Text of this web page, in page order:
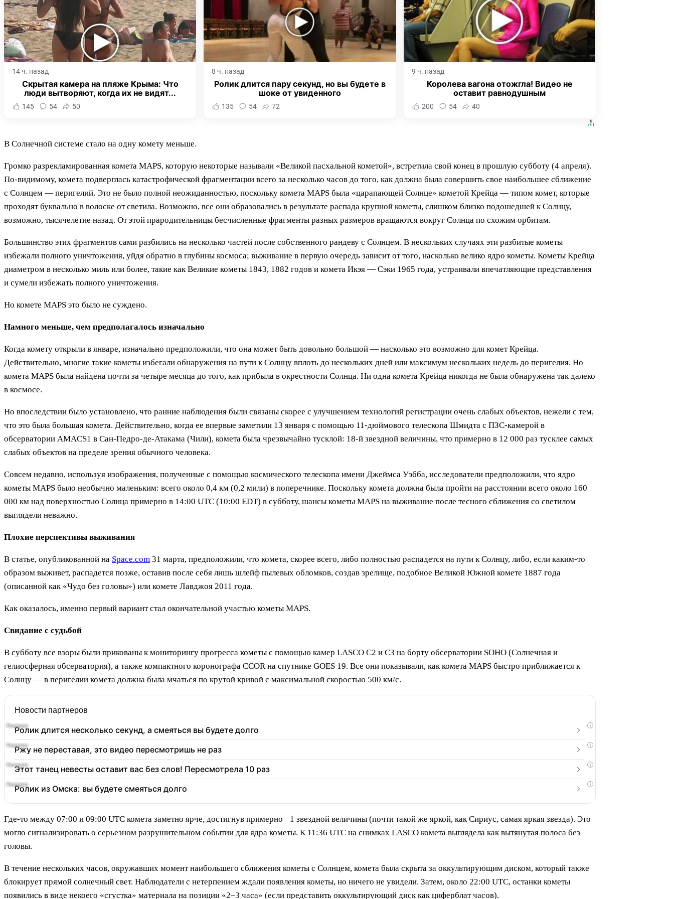
14 ч. назад
Скрытая камера на пляже Крыма: Что
люди вытворяют, когда их не видят...
145 54 50
8 ч. назад
Ролик длится пару секунд, но вы будете в
шоке от увиденного
135 54 72
9 ч. назад
Королева вагона отожгла! Видео не
оставит равнодушным
200 54 40
В Солнечной системе стало на одну комету меньше.
Громко разрекламированная комета MAPS, которую некоторые называли «Великой пасхальной кометой», встретила свой конец в прошлую субботу (4 апреля).
По-видимому, комета подверглась катастрофической фрагментации всего за несколько часов до того, как должна была совершить свое наибольшее сближение
с Солнцем — перигелий. Это не было полной неожиданностью, поскольку комета MAPS была «царапающей Солнце» кометой Крейца — типом комет, которые
проходят буквально в волоске от светила. Возможно, все они образовались в результате распада крупной кометы, слишком близко подошедшей к Солнцу,
возможно, тысячелетие назад. От этой прародительницы бесчисленные фрагменты разных размеров вращаются вокруг Солнца по схожим орбитам.
Большинство этих фрагментов сами разбились на несколько частей после собственного рандеву с Солнцем. В нескольких случаях эти разбитые кометы
избежали полного уничтожения, уйдя обратно в глубины космоса; выживание в первую очередь зависит от того, насколько велико ядро кометы. Кометы Крейца
диаметром в несколько миль или более, такие как Великие кометы 1843, 1882 годов и комета Икэя — Сэки 1965 года, устраивали впечатляющие представления
и сумели избежать полного уничтожения.
Но комете MAPS это было не суждено.
Намного меньше, чем предполагалось изначально
Когда комету открыли в январе, изначально предположили, что она может быть довольно большой — насколько это возможно для комет Крейца.
Действительно, многие такие кометы избегали обнаружения на пути к Солнцу вплоть до нескольких дней или максимум нескольких недель до перигелия. Но
комета MAPS была найдена почти за четыре месяца до того, как прибыла в окрестности Солнца. Ни одна комета Крейца никогда не была обнаружена так далеко
в космосе.
Но впоследствии было установлено, что ранние наблюдения были связаны скорее с улучшением технологий регистрации очень слабых объектов, нежели с тем,
что это была большая комета. Действительно, когда ее впервые заметили 13 января с помощью 11-дюймового телескопа Шмидта с ПЗС-камерой в
обсерватории AMACS1 в Сан-Педро-де-Атакама (Чили), комета была чрезвычайно тусклой: 18-й звездной величины, что примерно в 12 000 раз тусклее самых
слабых объектов на пределе зрения обычного человека.
Совсем недавно, используя изображения, полученные с помощью космического телескопа имени Джеймса Уэбба, исследователи предположили, что ядро
кометы MAPS было необычно маленьким: всего около 0,4 км (0,2 мили) в поперечнике. Поскольку комета должна была пройти на расстоянии всего около 160
000 км над поверхностью Солнца примерно в 14:00 UTC (10:00 EDT) в субботу, шансы кометы MAPS на выживание после тесного сближения со светилом
выглядели неважно.
Плохие перспективы выживания
В статье, опубликованной на Space.com 31 марта, предположили, что комета, скорее всего, либо полностью распадется на пути к Солнцу, либо, если каким-то
образом выживет, распадется позже, оставив после себя лишь шлейф пылевых обломков, создав зрелище, подобное Великой Южной комете 1887 года
(описанной как «Чудо без головы») или комете Лавджоя 2011 года.
Как оказалось, именно первый вариант стал окончательной участью кометы MAPS.
Свидание с судьбой
В субботу все взоры были прикованы к мониторингу прогресса кометы с помощью камер LASCO C2 и C3 на борту обсерватории SOHO (Солнечная и
гелиосферная обсерватория), а также компактного коронографа CCOR на спутнике GOES 19. Все они показывали, как комета MAPS быстро приближается к
Солнцу — в перигелии комета должна была мчаться по крутой кривой с максимальной скоростью 500 км/с.
Новости партнеров
i
Ролик длится несколько секунд, а смеяться вы будете долго
i
Ржу не переставая, это видео пересмотришь не раз
i
Этот танец невесты оставит вас без слов! Пересмотрела 10 раз
i
Ролик из Омска: вы будете смеяться долго
Где-то между 07:00 и 09:00 UTC комета заметно ярче, достигнув примерно −1 звездной величины (почти такой же яркой, как Сириус, самая яркая звезда). Это
могло сигнализировать о серьезном разрушительном событии для ядра кометы. К 11:36 UTC на снимках LASCO комета выглядела как вытянутая полоса без
головы.
В течение нескольких часов, окружавших момент наибольшего сближения кометы с Солнцем, комета была скрыта за оккультирующим диском, который также
блокирует прямой солнечный свет. Наблюдатели с нетерпением ждали появления кометы, но ничего не увидели. Затем, около 22:00 UTC, останки кометы
появились в виде некоего «сгустка» материала на позиции «2–3 часа» (если представить оккультирующий диск как циферблат часов).